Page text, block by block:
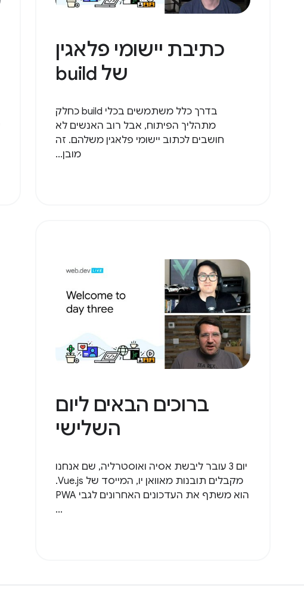
כתיבת יישומי פלאגין
של build
בדרך כלל משתמשים בכלי build כחלק
מתהליך הפיתוח, אבל רוב האנשים לא
חושבים לכתוב יישומי פלאגין משלהם. זה
מובן...
ברוכים הבאים ליום
השלישי
יום 3 עובר ליבשת אסיה ואוסטרליה, שם אנחנו
מקבלים תובנות מאוואן יו, המייסד של Vue.js.
הוא משתף את העדכונים האחרונים לגבי PWA
...